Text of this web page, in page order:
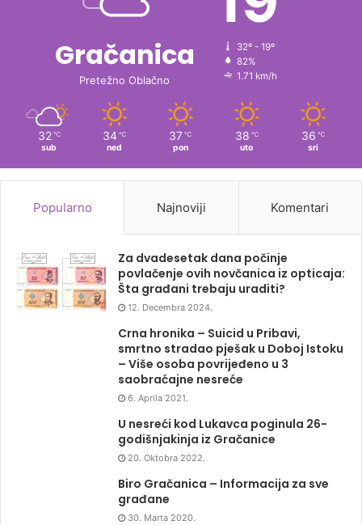
Gračanica
Pretežno Oblačno
32º - 19º
82%
1.71 km/h
32 ℃
sub
34 ℃
ned
37 ℃
pon
38 ℃
uto
36 ℃
sri
Popularno Najnoviji Komentari
Za dvadesetak dana počinje
povlačenje ovih novčanica iz opticaja:
Šta građani trebaju uraditi?
12. Decembra 2024.
Crna hronika – Suicid u Pribavi,
smrtno stradao pješak u Doboj Istoku
– Više osoba povrijeđeno u 3
saobraćajne nesreće
6. Aprila 2021.
U nesreći kod Lukavca poginula 26-
godišnjakinja iz Gračanice
20. Oktobra 2022.
Biro Gračanica – Informacija za sve
građane
30. Marta 2020.